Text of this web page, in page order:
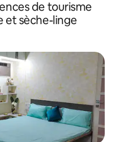
de tourisme
et sèche-linge